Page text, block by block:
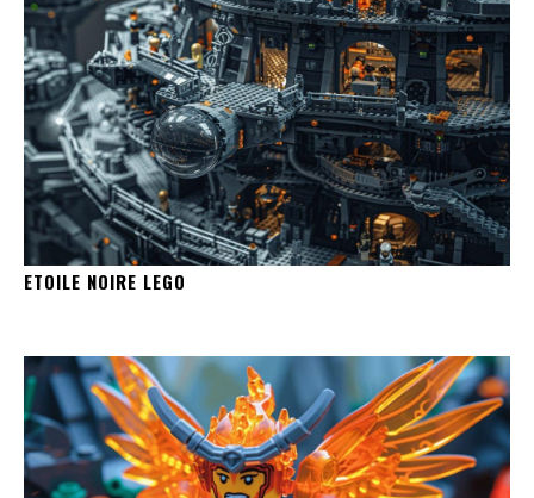
ETOILE NOIRE LEGO